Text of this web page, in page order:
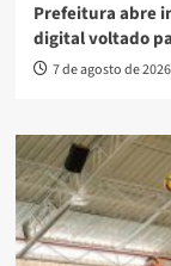
Prefeitura abre
digital voltado
7 de agosto de 2026